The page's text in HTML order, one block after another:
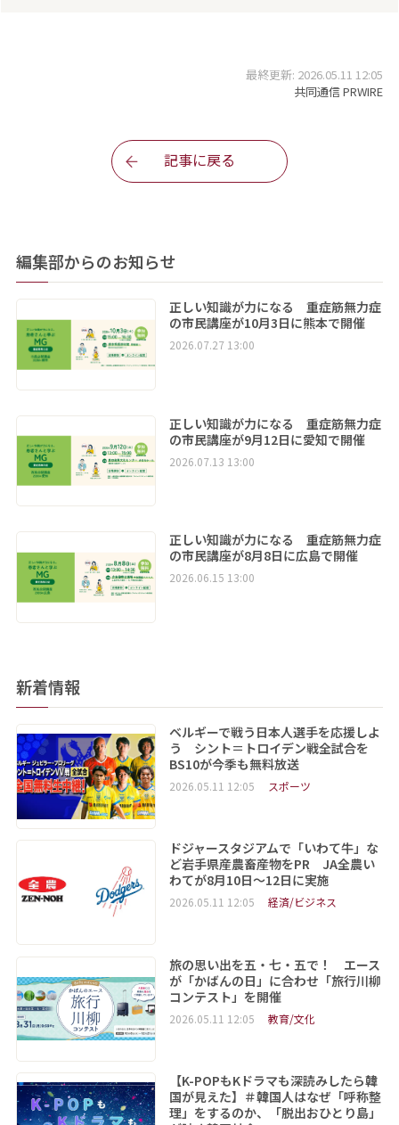
最終更新: 2026.05.11 12:05
共同通信 PRWIRE
記事に戻る
編集部からのお知らせ
正しい知識が力になる 重症筋無力症
の市民講座が10月3日に熊本で開催
2026.07.27 13:00
正しい知識が力になる 重症筋無力症
の市民講座が9月12日に愛知で開催
2026.07.13 13:00
正しい知識が力になる 重症筋無力症
の市民講座が8月8日に広島で開催
2026.06.15 13:00
新着情報
ベルギーで戦う日本人選手を応援しよ
う シント＝トロイデン戦全試合を
BS10が今季も無料放送
2026.05.11 12:05 スポーツ
ドジャースタジアムで「いわて牛」な
ど岩手県産農畜産物をPR JA全農い
わてが8月10日～12日に実施
2026.05.11 12:05 経済/ビジネス
旅の思い出を五・七・五で！ エース
が「かばんの日」に合わせ「旅行川柳
コンテスト」を開催
2026.05.11 12:05 教育/文化
【K-POPもKドラマも深読みしたら韓
国が見えた】＃韓国人はなぜ「呼称整
理」をするのか、「脱出おひとり島」